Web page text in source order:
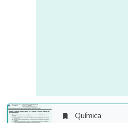
 Química